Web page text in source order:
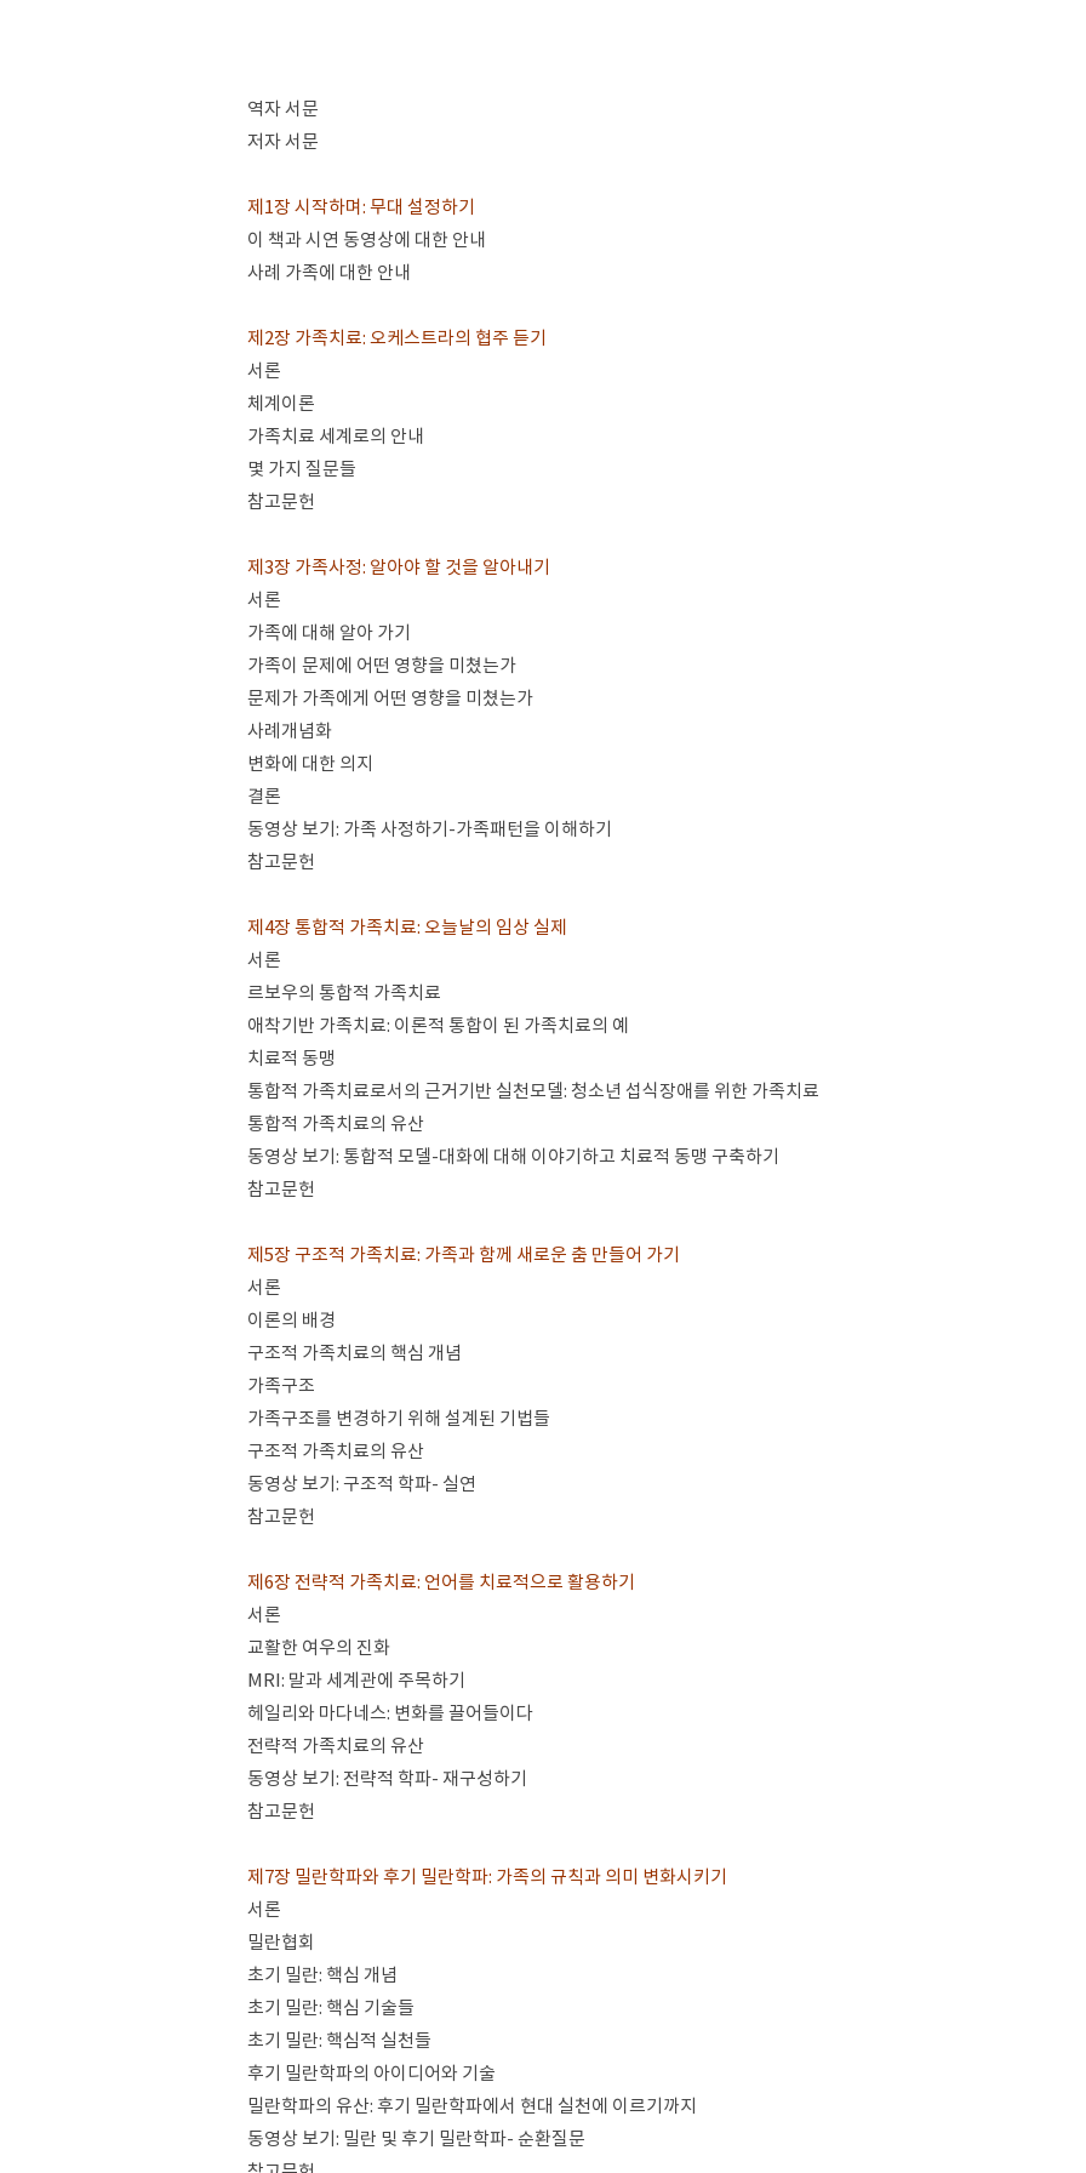
역자 서문
저자 서문
제1장 시작하며: 무대 설정하기
이 책과 시연 동영상에 대한 안내
사례 가족에 대한 안내
제2장 가족치료: 오케스트라의 협주 듣기
서론
체계이론
가족치료 세계로의 안내
몇 가지 질문들
참고문헌
제3장 가족사정: 알아야 할 것을 알아내기
서론
가족에 대해 알아 가기
가족이 문제에 어떤 영향을 미쳤는가
문제가 가족에게 어떤 영향을 미쳤는가
사례개념화
변화에 대한 의지
결론
동영상 보기: 가족 사정하기-가족패턴을 이해하기
참고문헌
제4장 통합적 가족치료: 오늘날의 임상 실제
서론
르보우의 통합적 가족치료
애착기반 가족치료: 이론적 통합이 된 가족치료의 예
치료적 동맹
통합적 가족치료로서의 근거기반 실천모델: 청소년 섭식장애를 위한 가족치료
통합적 가족치료의 유산
동영상 보기: 통합적 모델-대화에 대해 이야기하고 치료적 동맹 구축하기
참고문헌
제5장 구조적 가족치료: 가족과 함께 새로운 춤 만들어 가기
서론
이론의 배경
구조적 가족치료의 핵심 개념
가족구조
가족구조를 변경하기 위해 설계된 기법들
구조적 가족치료의 유산
동영상 보기: 구조적 학파- 실연
참고문헌
제6장 전략적 가족치료: 언어를 치료적으로 활용하기
서론
교활한 여우의 진화
MRI: 말과 세계관에 주목하기
헤일리와 마다네스: 변화를 끌어들이다
전략적 가족치료의 유산
동영상 보기: 전략적 학파- 재구성하기
참고문헌
제7장 밀란학파와 후기 밀란학파: 가족의 규칙과 의미 변화시키기
서론
밀란협회
초기 밀란: 핵심 개념
초기 밀란: 핵심 기술들
초기 밀란: 핵심적 실천들
후기 밀란학파의 아이디어와 기술
밀란학파의 유산: 후기 밀란학파에서 현대 실천에 이르기까지
동영상 보기: 밀란 및 후기 밀란학파- 순환질문